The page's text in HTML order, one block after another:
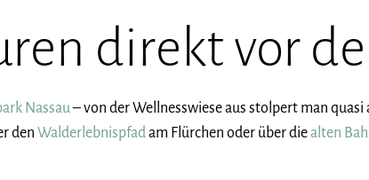
direkt vor
Nassau– von der Wellnesswiese aus stolpert man
den Walderlebnispfadam Flürchen oder über diealten